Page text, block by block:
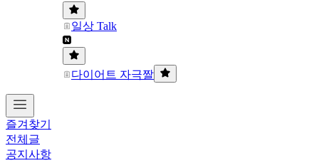
일상 Talk
다이어트 자극짤
즐겨찾기
전체글
공지사항